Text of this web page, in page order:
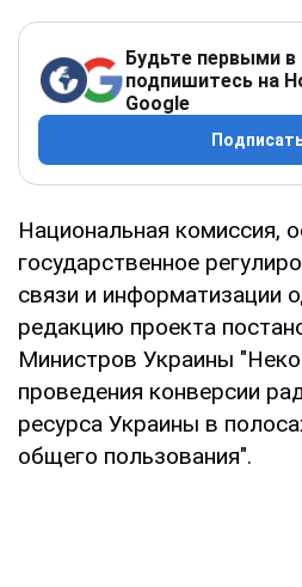
Будьте первыми в
подпишитесь на
Google
Национальная комиссия,
государственное
связи и информатизации
редакцию проекта
Министров Украины
проведения конверсии
ресурса Украины в
общего пользования".